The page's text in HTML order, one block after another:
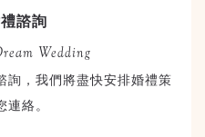
諮詢
Wedding
詢，我們將盡快安排婚禮策
連絡。